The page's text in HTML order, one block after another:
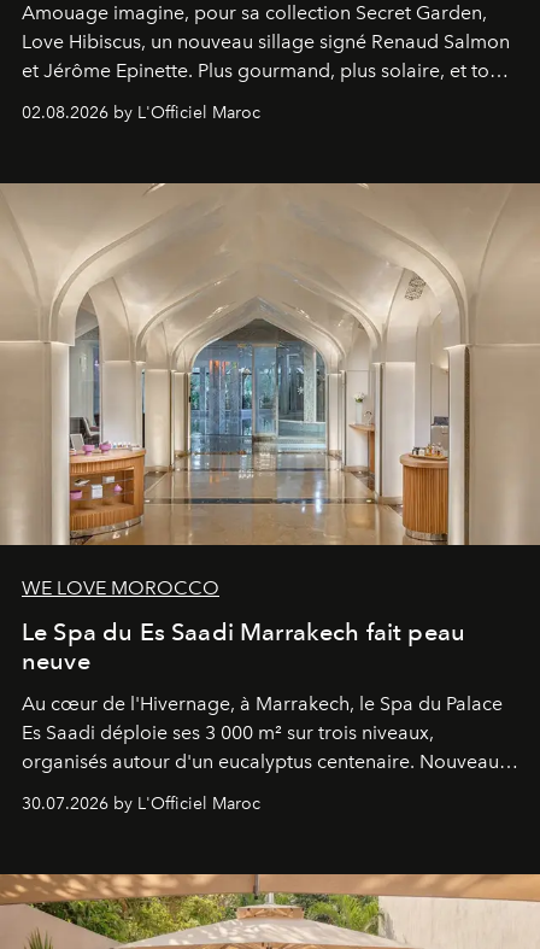
Amouage imagine, pour sa collection Secret Garden,
Love Hibiscus, un nouveau sillage signé Renaud Salmon
et Jérôme Epinette. Plus gourmand, plus solaire, et tout
à fait irrésistible.
02.08.2026 by L'Officiel Maroc
WE LOVE MOROCCO
Le Spa du Es Saadi Marrakech fait peau
neuve
Au cœur de l'Hivernage, à Marrakech, le Spa du Palace
Es Saadi déploie ses 3 000 m² sur trois niveaux,
organisés autour d'un eucalyptus centenaire. Nouveau
Lobby Bien-Être et Beauté, exclusivité mondiale en
neuro-cosmétique, parcours thermal et studio dédié au
entièreté, entre science des émotions et rituels
reposants.
30.07.2026 by L'Officiel Maroc